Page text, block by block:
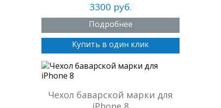
3300 руб.
Подробнее
Купить в один клик
Чехол баварской марки для